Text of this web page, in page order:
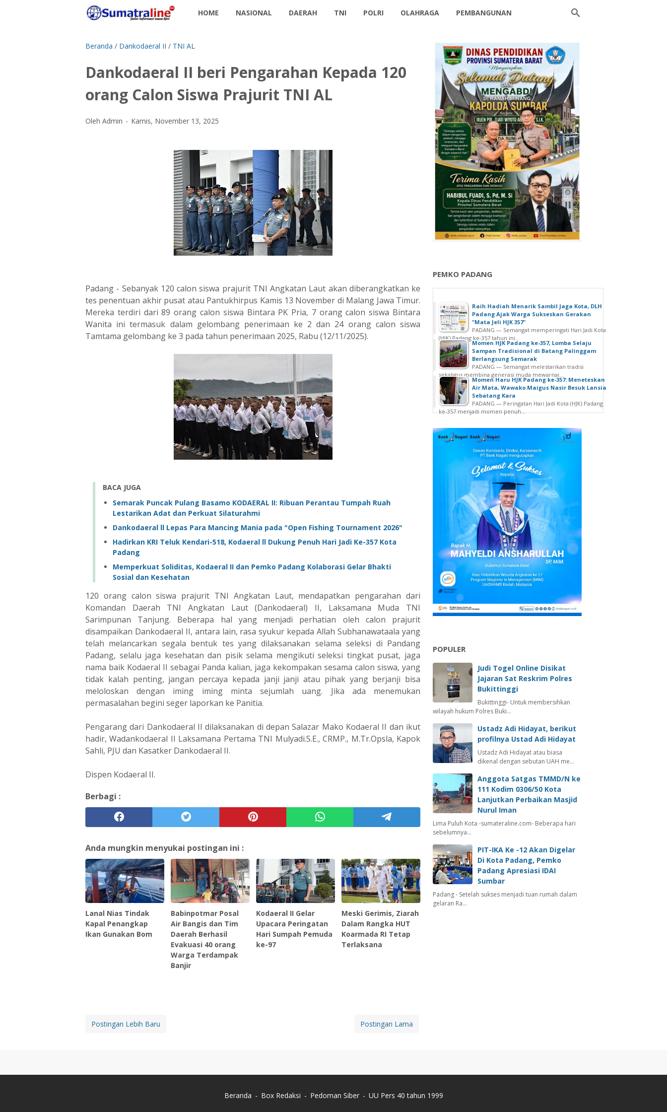
HOME NASIONAL DAERAH TNI POLRI OLAHRAGA PEMBANGUNAN
Beranda / Dankodaeral II / TNI AL
Dankodaeral II beri Pengarahan Kepada 120
orang Calon Siswa Prajurit TNI AL
Oleh Admin Kamis, November 13, 2025
Padang - Sebanyak 120 calon siswa prajurit TNI Angkatan Laut akan diberangkatkan ke
tes penentuan akhir pusat atau Pantukhirpus Kamis 13 November di Malang Jawa Timur.
Mereka terdiri dari 89 orang calon siswa Bintara PK Pria, 7 orang calon siswa Bintara
Wanita ini termasuk dalam gelombang penerimaan ke 2 dan 24 orang calon siswa
Tamtama gelombang ke 3 pada tahun penerimaan 2025, Rabu (12/11/2025).
BACA JUGA
Semarak Puncak Pulang Basamo KODAERAL II: Ribuan Perantau Tumpah Ruah
Lestarikan Adat dan Perkuat Silaturahmi ‎
Dankodaeral ll Lepas Para Mancing Mania pada "Open Fishing Tournament 2026"
Hadirkan KRI Teluk Kendari-518, Kodaeral ll Dukung Penuh Hari Jadi Ke-357 Kota
Padang
Memperkuat Soliditas, Kodaeral II dan Pemko Padang Kolaborasi Gelar Bhakti
Sosial dan Kesehatan
120 orang calon siswa prajurit TNI Angkatan Laut, mendapatkan pengarahan dari
Komandan Daerah TNI Angkatan Laut (Dankodaeral) II, Laksamana Muda TNI
Sarimpunan Tanjung. Beberapa hal yang menjadi perhatian oleh calon prajurit
disampaikan Dankodaeral II, antara lain, rasa syukur kepada Allah Subhanawataala yang
telah melancarkan segala bentuk tes yang dilaksanakan selama seleksi di Pandang
Padang, selalu jaga kesehatan dan pisik selama mengikuti seleksi tingkat pusat, jaga
nama baik Kodaeral II sebagai Panda kalian, jaga kekompakan sesama calon siswa, yang
tidak kalah penting, jangan percaya kepada janji janji atau pihak yang berjanji bisa
meloloskan dengan iming iming minta sejumlah uang. Jika ada menemukan
permasalahan begini seger laporkan ke Panitia.
Pengarang dari Dankodaeral II dilaksanakan di depan Salazar Mako Kodaeral II dan ikut
hadir, Wadankodaeral II Laksamana Pertama TNI Mulyadi.S.E., CRMP., M.Tr.Opsla, Kapok
Sahli, PJU dan Kasatker Dankodaeral II.
Dispen Kodaeral II.
Berbagi :
Anda mungkin menyukai postingan ini :
Lanal Nias Tindak
Kapal Penangkap
Ikan Gunakan Bom
Babinpotmar Posal
Air Bangis dan Tim
Daerah Berhasil
Evakuasi 40 orang
Warga Terdampak
Banjir
Kodaeral II Gelar
Upacara Peringatan
Hari Sumpah Pemuda
ke-97
Meski Gerimis, Ziarah
Dalam Rangka HUT
Koarmada RI Tetap
Terlaksana
Postingan Lebih Baru Postingan Lama
PEMKO PADANG
Raih Hadiah Menarik Sambil Jaga Kota, DLH
Padang Ajak Warga Sukseskan Gerakan
"Mata Jeli HJK 357"
PADANG — Semangat memperingati Hari Jadi Kota
(HJK) Padang ke-357 tahun ini...
Momen HJK Padang ke-357, Lomba Selaju
Sampan Tradisional di Batang Palinggam
Berlangsung Semarak
PADANG — Semangat melestarikan tradisi
sekaligus membina generasi muda mewarnai...
Momen Haru HJK Padang ke-357: Meneteskan
Air Mata, Wawako Maigus Nasir Besuk Lansia
Sebatang Kara
PADANG — Peringatan Hari Jadi Kota (HJK) Padang
ke-357 menjadi momen penuh...
POPULER
Judi Togel Online Disikat
Jajaran Sat Reskrim Polres
Bukittinggi
Bukittinggi- Untuk membersihkan
wilayah hukum Polres Buki…
Ustadz Adi Hidayat, berikut
profilnya Ustad Adi Hidayat
Ustadz Adi Hidayat atau biasa
dikenal dengan sebutan UAH me…
Anggota Satgas TMMD/N ke
111 Kodim 0306/50 Kota
Lanjutkan Perbaikan Masjid
Nurul Iman
Lima Puluh Kota -sumateraline.com- Beberapa hari
sebelumnya…
PIT-IKA Ke -12 Akan Digelar
Di Kota Padang, Pemko
Padang Apresiasi IDAI
Sumbar
Padang - Setelah sukses menjadi tuan rumah dalam
gelaran Ra…
Beranda Box Redaksi Pedoman Siber UU Pers 40 tahun 1999